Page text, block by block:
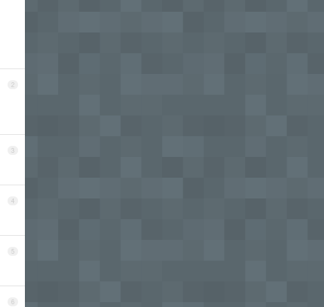
2
3
4
5
6